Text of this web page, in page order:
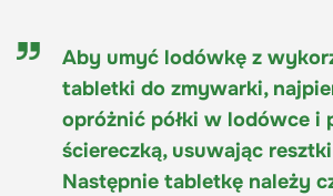
Aby umyć lodówkę z
tabletki do zmywarki,
opróżnić półki w lodówce i
ściereczką, usuwając
Następnie tabletkę należy